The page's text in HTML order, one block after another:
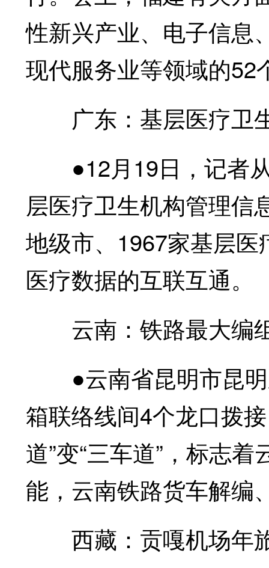
性新兴产业、电子信息
现代服务业等领域的52
广东：基层医疗卫
●12月19日，记者从
层医疗卫生机构管理信
地级市、1967家基层
医疗数据的互联互通。
云南：铁路最大编
●云南省昆明市昆明
箱联络线间4个龙口拨
道”变“三车道”，标志
能，云南铁路货车解编
西藏：贡嘎机场年